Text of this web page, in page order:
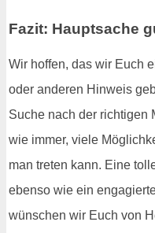
Fazit: Hauptsache
Wir hoffen, das wir Euch
oder anderen Hinweis
Suche nach der richtigen
wie immer, viele
man treten kann. Eine
ebenso wie ein
wünschen wir Euch von